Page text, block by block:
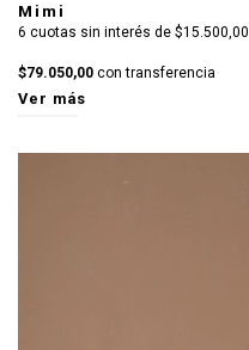
Mimi
6 cuotas sin interés de $15.500,00
$79.050,00 con transferencia
Ver más